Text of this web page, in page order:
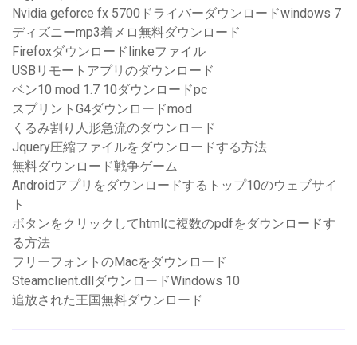
Nvidia geforce fx 5700ドライバーダウンロードwindows 7
ディズニーmp3着メロ無料ダウンロード
Firefoxダウンロードlinkeファイル
USBリモートアプリのダウンロード
ベン10 mod 1.7 10ダウンロードpc
スプリントG4ダウンロードmod
くるみ割り人形急流のダウンロード
Jquery圧縮ファイルをダウンロードする方法
無料ダウンロード戦争ゲーム
Androidアプリをダウンロードするトップ10のウェブサイ
ト
ボタンをクリックしてhtmlに複数のpdfをダウンロードす
る方法
フリーフォントのMacをダウンロード
Steamclient.dllダウンロードWindows 10
追放された王国無料ダウンロード